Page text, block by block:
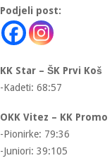
Podjeli post:
KK Star – ŠK Prvi Koš
-Kadeti: 68:57
OKK Vitez – KK Promo
-Pionirke: 79:36
-Juniori: 39:105